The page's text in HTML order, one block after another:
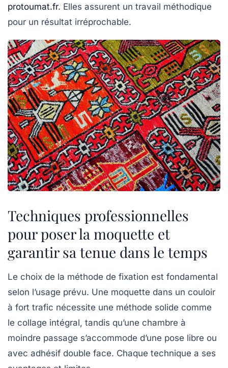
protoumat.fr. Elles assurent un travail méthodique
pour un résultat irréprochable.
Techniques professionnelles
pour poser la moquette et
garantir sa tenue dans le temps
Le choix de la méthode de fixation est fondamental
selon l’usage prévu. Une moquette dans un couloir
à fort trafic nécessite une méthode solide comme
le collage intégral, tandis qu’une chambre à
moindre passage s’accommode d’une pose libre ou
avec adhésif double face. Chaque technique a ses